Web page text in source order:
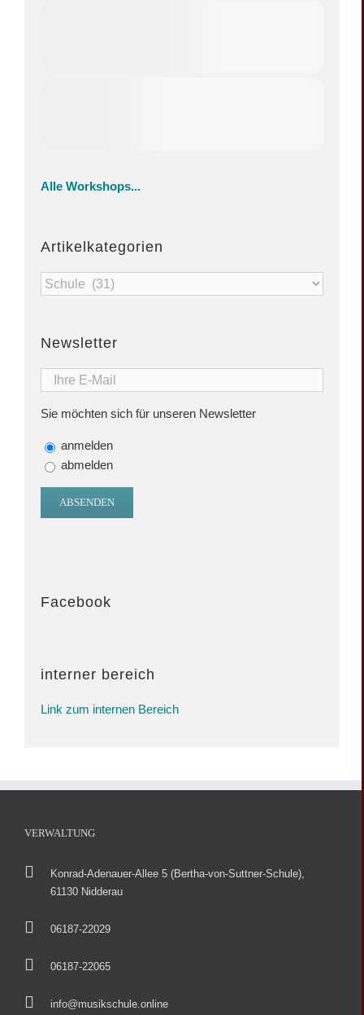
Alle Workshops...
Artikelkategorien
Artikelkategorien
Newsletter
Sie möchten sich für unseren Newsletter
anmelden
abmelden
Facebook
interner bereich
Link zum internen Bereich
VERWALTUNG
Konrad-Adenauer-Allee 5 (Bertha-von-Suttner-Schule),
61130 Nidderau
06187-22029
06187-22065
info@musikschule.online